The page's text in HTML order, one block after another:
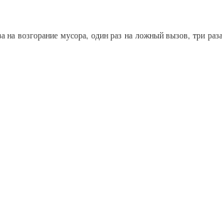
возгорание мусора, один раз на ложный вызов, три